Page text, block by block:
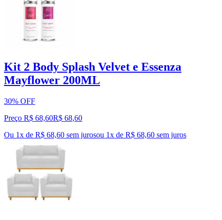
Kit 2 Body Splash Velvet e Essenza
Mayflower 200ML
30% OFF
Preço R$ 68,60R$ 68,60
Ou 1x de R$ 68,60 sem jurosou 1x de R$ 68,60 sem juros